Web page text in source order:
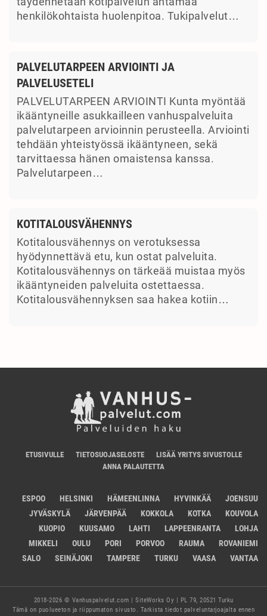
henkilökohtaista huolenpitoa. Tukipalvelut…
PALVELUTARPEEN ARVIOINTI JA
PALVELUSETELI
PALVELUTARPEEN ARVIOINTI Kunta myöntää
ikääntyneille asukkailleen vanhuspalveluita
palvelutarpeen arvioinnin perusteella. Arviointi
tehdään yhteistyössä ikääntyneen, sekä
tarvittaessa hänen omaistensa kanssa.
Palvelutarpeen…
KOTITALOUSVÄHENNYS
Kotitalousvähennys on verotuksessa
hyödynnettävä etu, kun ostat palveluita.
Kotitalousvähennys on tärkeää muistaa myös
ikääntyneiden palveluita ostettaessa.
Kotitalousvähennyksen saa hakea kotiin…
ETUSIVULLE TIETOSUOJASELOSTE
LISÄÄ YRITYS SIVUSTOLLE
ANNA PALAUTETTA
ESPOO HELSINKI HÄMEENLINNA HYVINKÄÄ
JOENSUU
JYVÄSKYLÄ
JÄRVENPÄÄ KOKKOLA KOTKA
KOUVOLA
KUOPIO
KUUSAMO LAHTI LAPPEENRANTA
LOHJA
MIKKELI
OULU PORI PORVOO RAUMA
ROVANIEMI
SALO
SEINÄJOKI TAMPERE TURKU VAASA VANTAA
2018-2026 © Vanhuspalvelut.com | SiteWorks Oy | PL 79, 20521 Turku
Tämä on puolueeton ja riippumaton sivusto. Tarkista tiedot palveluntarjoajalta ennen